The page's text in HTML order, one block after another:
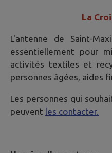
La
L'antenne de Saint-
essentiellement pour
activités textiles et
personnes âgées, aides
Les personnes qui
peuvent les contacter.